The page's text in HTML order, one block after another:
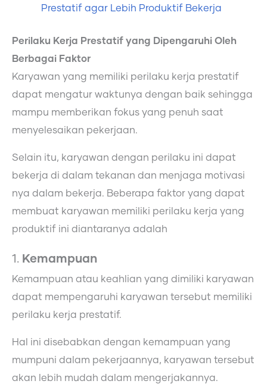
Prestatif agar Lebih Produktif Bekerja
Perilaku Kerja Prestatif yang Dipengaruhi Oleh
Berbagai Faktor
Karyawan yang memiliki perilaku kerja prestatif
dapat mengatur waktunya dengan baik sehingga
mampu memberikan fokus yang penuh saat
menyelesaikan pekerjaan.
Selain itu, karyawan dengan perilaku ini dapat
bekerja di dalam tekanan dan menjaga motivasi
nya dalam bekerja. Beberapa faktor yang dapat
membuat karyawan memiliki perilaku kerja yang
produktif ini diantaranya adalah
1. Kemampuan
Kemampuan atau keahlian yang dimiliki karyawan
dapat mempengaruhi karyawan tersebut memiliki
perilaku kerja prestatif.
Hal ini disebabkan dengan kemampuan yang
mumpuni dalam pekerjaannya, karyawan tersebut
akan lebih mudah dalam mengerjakannya.